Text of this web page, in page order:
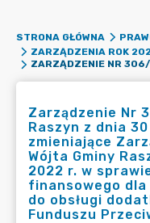
STRONA GŁÓWNA
ZARZĄDZENIA ROK
Zarządzenie Nr
Raszyn z dnia
zmieniające
Wójta Gminy
2022 r. w
finansowego
do obsługi
Funduszu